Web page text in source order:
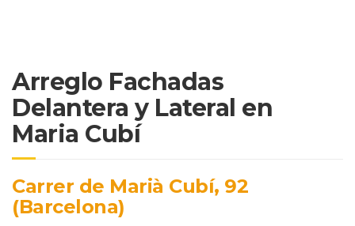
Arreglo Fachadas
Delantera y Lateral en
Maria Cubí
Carrer de Marià Cubí, 92
(Barcelona)